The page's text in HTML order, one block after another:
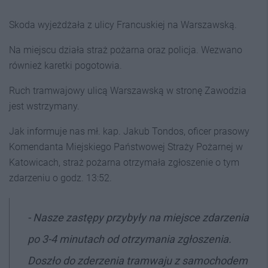
Skoda wyjeżdżała z ulicy Francuskiej na Warszawską.
Na miejscu działa straż pożarna oraz policja. Wezwano
również karetki pogotowia.
Ruch tramwajowy ulicą Warszawską w stronę Zawodzia
jest wstrzymany.
Jak informuje nas mł. kap. Jakub Tondos, oficer prasowy
Komendanta Miejskiego Państwowej Straży Pożarnej w
Katowicach, straż pożarna otrzymała zgłoszenie o tym
zdarzeniu o godz. 13:52.
- Nasze zastępy przybyły na miejsce zdarzenia
po 3-4 minutach od otrzymania zgłoszenia.
Doszło do zderzenia tramwaju z samochodem